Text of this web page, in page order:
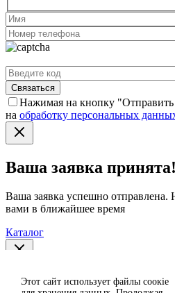
Нажимая на кнопку "Отправить
на обработку персональных
Ваша заявка принята!
Ваша заявка успешно отправлена.
вами в ближайшее время
Каталог
Спасибо за отзыв!
Этот сайт использует файлы сoокіе